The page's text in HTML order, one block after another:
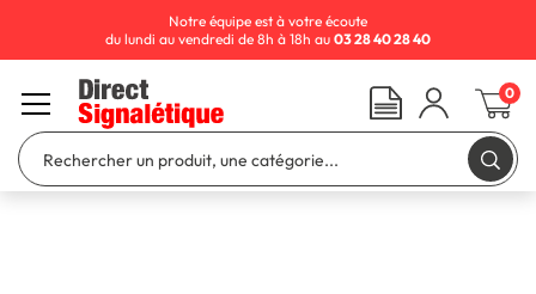
Notre équipe est à votre écoute
du lundi au vendredi de 8h à 18h au 03 28 40 28 40
0